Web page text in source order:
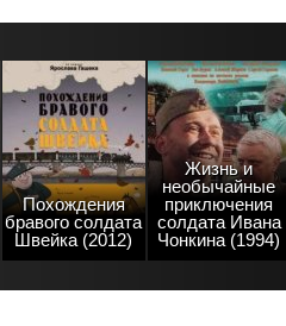
Похождения
бравого солдата
Швейка (2012)
Жизнь и
необычайные
приключения
солдата Ивана
Чонкина (1994)